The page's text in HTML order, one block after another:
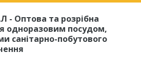
- Оптова та розрібна
одноразовим посудом,
санітарно-побутового